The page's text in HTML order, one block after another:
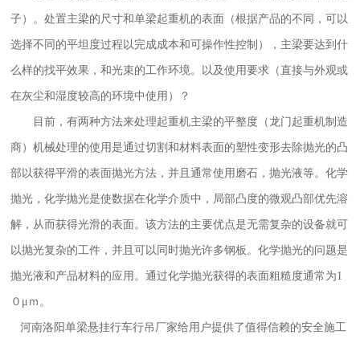
子）。处置主梁的尺寸和单梁起重机的表面（根据产品的不同，可以
选择不同的平坦度过程以完成成本和可操作性控制），主梁要达到什
么样的找平效果，和光束的工作环境。以及使用要求（直接与外观或
在灰尘和湿度较高的环境中使用）？
目前，有两种方法来处理起重机主梁的平整度（龙门起重机制造
商）机械处理的使用是通过切割和材料表面的塑性变形去除抛光的凸
部以获得平滑的表面抛光方法，并且通常使用磨石，抛光液等。化学
抛光，化学抛光是使数据在化学介质中，局部凸度的微观凸部优先溶
解，从而获得光滑的表面。该方法的主要优点是无需复杂的设备就可
以抛光复杂的工件，并且可以同时抛光许多钢板。化学抛光的问题是
抛光液和产品材料的应用。通过化学抛光获得的表面粗糙度通常为1
０μｍ。
河南洛阳单梁悬挂行车行吊厂家给用户提供了值得信赖的安全施工